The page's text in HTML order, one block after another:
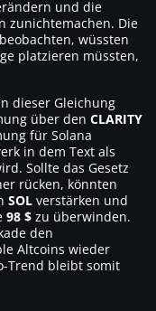
und die
zunichtemachen. Die
wüssten
platzieren müssten,
dieser Gleichung
über den CLARITY
für Solana
in dem Text als
Sollte das Gesetz
rücken, könnten
SOL verstärken und
98 $ zu überwinden.
den
Altcoins wieder
Trend bleibt somit